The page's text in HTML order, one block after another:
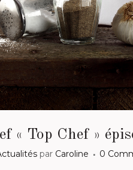
« Top Chef »
par Caroline 0